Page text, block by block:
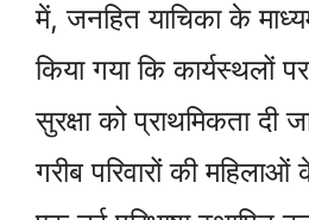
में, जनहित याचिका के
किया गया कि कार्यस्थलों
सुरक्षा को प्राथमिकता दी
गरीब परिवारों की महिलाओं